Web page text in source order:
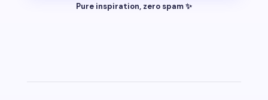
Pure inspiration, zero spam ✨